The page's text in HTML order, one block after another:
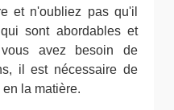
et n'oubliez pas qu'il
sont abordables et
avez besoin de
il est nécessaire de
la matière.